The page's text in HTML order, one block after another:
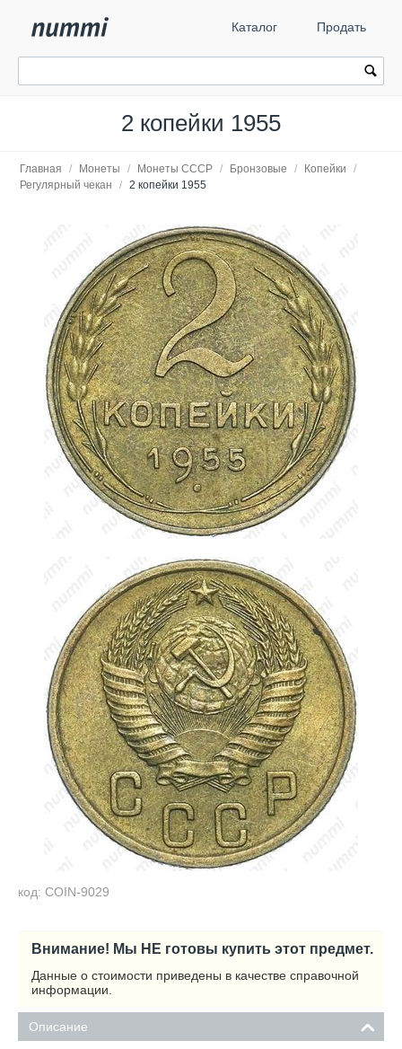
Каталог Продать
2 копейки 1955
Главная / Монеты / Монеты СССР / Бронзовые / Копейки
/
Регулярный чекан
/ 2 копейки 1955
код: COIN-9029
Внимание! Мы НЕ готовы купить этот предмет.
Данные о стоимости приведены в качестве справочной
информации.
Описание